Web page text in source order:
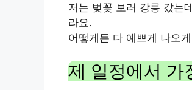
저는 벚꽃 보러 강릉 갔는
라요.
어떻게든 다 예쁘게 나오
제 일정에서 가